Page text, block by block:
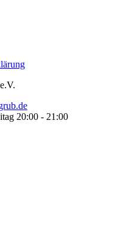
20:00 - 21:00